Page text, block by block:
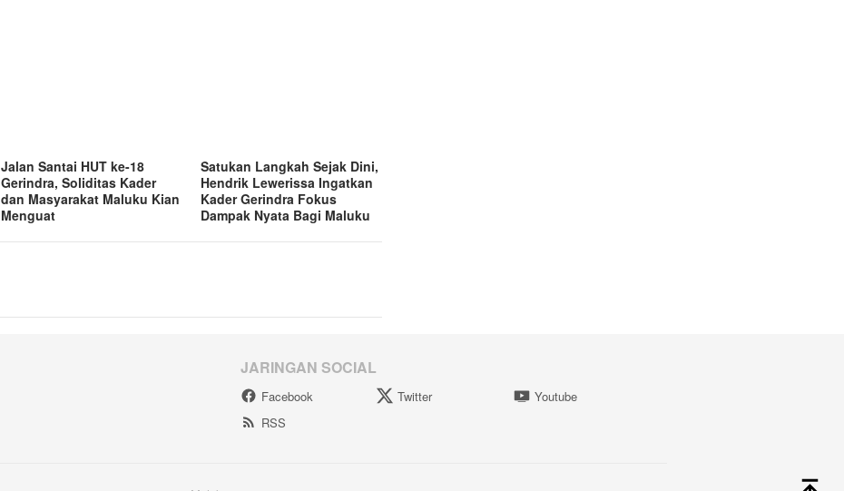
Jalan Santai HUT ke-18
Gerindra, Soliditas Kader
dan Masyarakat Maluku Kian
Menguat
Satukan Langkah Sejak Dini,
Hendrik Lewerissa Ingatkan
Kader Gerindra Fokus
Dampak Nyata Bagi Maluku
JARINGAN SOCIAL
Facebook Twitter
Youtube
RSS